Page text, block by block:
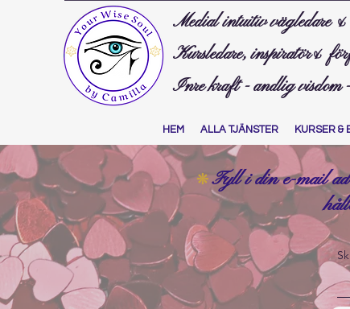
Medial intuitiv vägledare &
Kursledare, inspiratör&
Inre kraft - andlig visdom
HEM ALLA TJÄNSTER KURSER &
❊Fyll i din e-mail